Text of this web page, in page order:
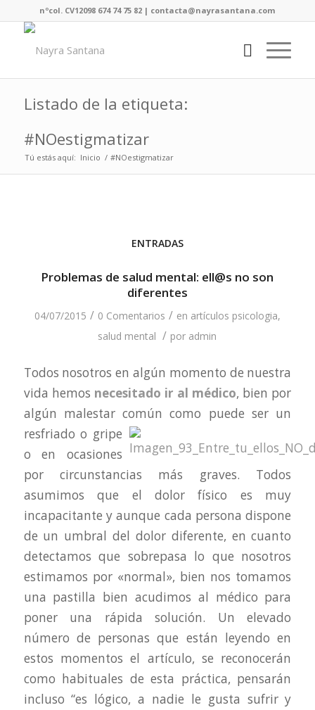
nºcol. CV12098 674 74 75 82 | contacta@nayrasantana.com
Listado de la etiqueta:
#NOestigmatizar
Tú estás aquí: Inicio / #NOestigmatizar
ENTRADAS
Problemas de salud mental: ell@s no son
diferentes
04/07/2015 / 0 Comentarios / en artículos psicologia,
salud mental / por admin
Todos nosotros en algún momento de nuestra
vida hemos necesitado ir al médico, bien por
algún malestar común como puede ser un
resfriado o gripe
o en ocasiones
por circunstancias más graves. Todos
asumimos que el dolor físico es muy
incapacitante y aunque cada persona dispone
de un umbral del dolor diferente, en cuanto
detectamos que sobrepasa lo que nosotros
estimamos por «normal», bien nos tomamos
una pastilla bien acudimos al médico para
poner una rápida solución. Un elevado
número de personas que están leyendo en
estos momentos el artículo, se reconocerán
como habituales de esta práctica, pensarán
incluso “es lógico, a nadie le gusta sufrir y